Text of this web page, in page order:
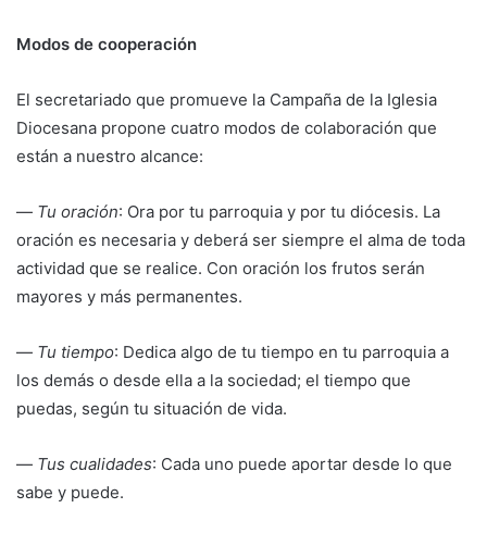
Modos de cooperación
El secretariado que promueve la Campaña de la Iglesia
Diocesana propone cuatro modos de colaboración que
están a nuestro alcance:
— Tu oración: Ora por tu parroquia y por tu diócesis. La
oración es necesaria y deberá ser siempre el alma de toda
actividad que se realice. Con oración los frutos serán
mayores y más permanentes.
— Tu tiempo: Dedica algo de tu tiempo en tu parroquia a
los demás o desde ella a la sociedad; el tiempo que
puedas, según tu situación de vida.
— Tus cualidades: Cada uno puede aportar desde lo que
sabe y puede.